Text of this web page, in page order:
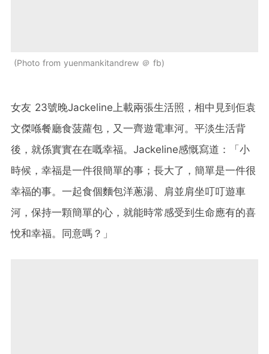
Photo from yuenmankitandrew ＠ fb
女友 23號晚Jackeline上載兩張生活照，相中見到佢袁
文傑喺餐廳食菠蘿包，又一齊遊電車河。平淡生活背
後，就係實實在在嘅幸福。Jackeline感慨寫道：「小
時候，幸福是一件很簡單的事；長大了，簡單是一件很
幸福的事。一起食個麵包洋蔥湯、肩並肩坐叮叮遊車
河，保持一顆簡單的心，就能時常感受到生命應有的喜
悅和幸福。同意嗎？」